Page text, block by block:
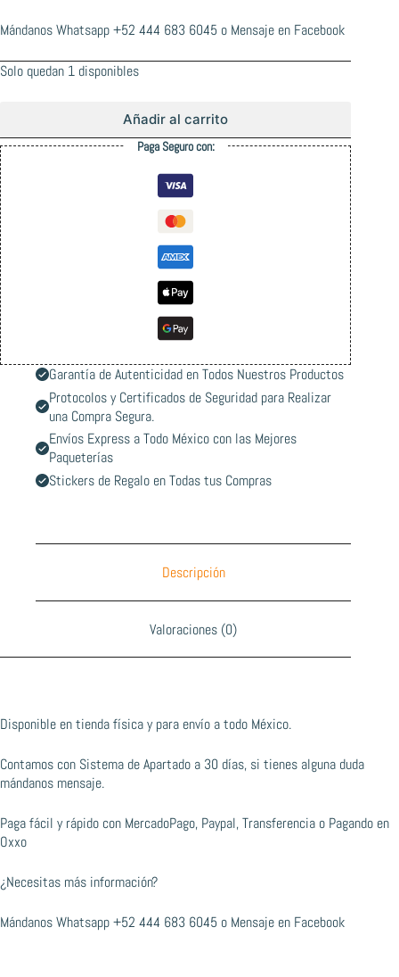
Mándanos Whatsapp+52 444 683 6045 o Mensaje en Facebook
Solo quedan 1 disponibles
Añadir al carrito
Paga Seguro con:
Garantía de Autenticidad en Todos Nuestros Productos
Protocolos y Certificados de Seguridad para Realizar
una Compra Segura.
Envíos Express a Todo México con las Mejores
Paqueterías
Stickers de Regalo en Todas tus Compras
Descripción
Valoraciones (0)
Disponible en tienda física y para envío a todo México.
Contamos con Sistema de Apartado a 30 días, si tienes alguna duda
mándanos mensaje.
Paga fácil y rápido con MercadoPago, Paypal, Transferencia o Pagando en
Oxxo
¿Necesitas más información?
Mándanos Whatsapp+52 444 683 6045 o Mensaje en Facebook